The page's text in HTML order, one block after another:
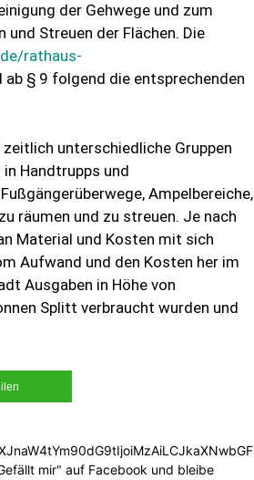
der Gehwege und zum
und Streuen der Flächen. Die
rathaus-
§ 9 folgend die entsprechenden
unterschiedliche Gruppen
Handtrupps und
Ampelbereiche,
räumen und zu streuen. Je nach
Material und Kosten mit sich
Aufwand und den Kosten her im
Ausgaben in Höhe von
Splitt verbraucht wurden und
mir" auf Facebook und bleibe